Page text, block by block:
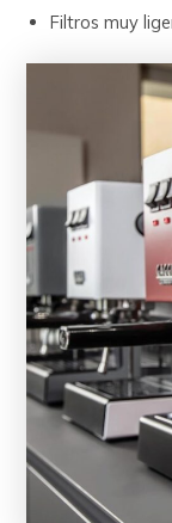
Filtros muy